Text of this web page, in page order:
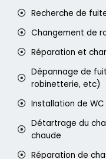
Recherche de
Changement de
Réparation et
Dépannage de
robinetterie, etc)
Installation de
Détartrage du
chaude
Réparation de